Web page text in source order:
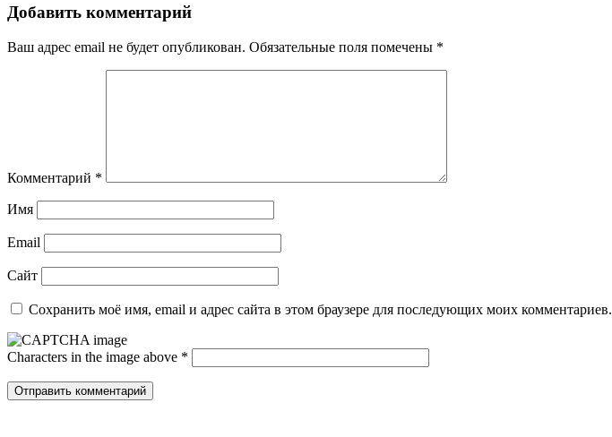
Добавить комментарий
Ваш адрес email не будет опубликован. Обязательные поля помечены *
Комментарий *
Имя
Email
Сайт
Сохранить моё имя, email и адрес сайта в этом браузере для последующих моих комментариев.
Characters in the image above *